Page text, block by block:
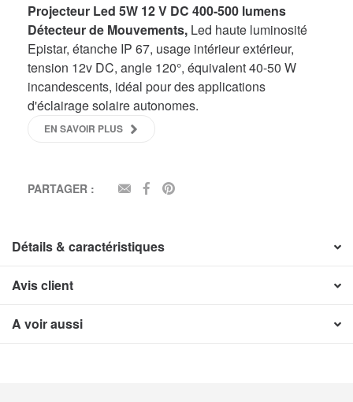
Projecteur Led 5W 12 V DC 400-500 lumens
Détecteur de Mouvements, Led haute luminosité
Epistar, étanche IP 67, usage intérieur extérieur,
tension 12v DC, angle 120°, équivalent 40-50 W
incandescents, idéal pour des applications
d'éclairage solaire autonomes.
EN SAVOIR PLUS
PARTAGER : EMAILFACEBOOK
Détails & caractéristiques
Avis client
A voir aussi